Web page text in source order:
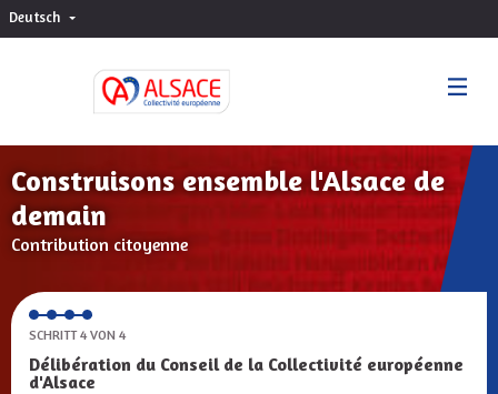
Deutsch Choisir la langue
Construisons ensemble l'Alsace de
demain
Contribution citoyenne
SCHRITT 4 VON 4
Délibération du Conseil de la Collectivité européenne
d'Alsace